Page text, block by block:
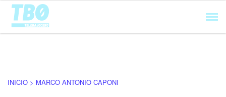
Cargando...
INICIO > MARCO ANTONIO CAPONI